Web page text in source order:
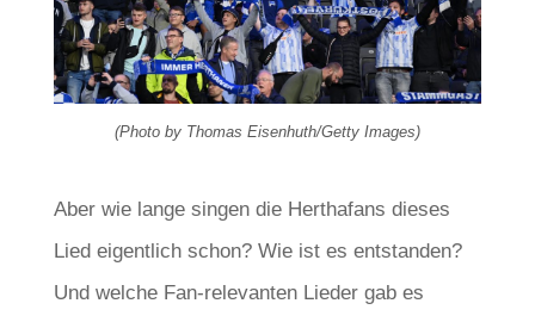
(Photo by Thomas Eisenhuth/Getty Images)
Aber wie lange singen die Herthafans dieses
Lied eigentlich schon? Wie ist es entstanden?
Und welche Fan-relevanten Lieder gab es